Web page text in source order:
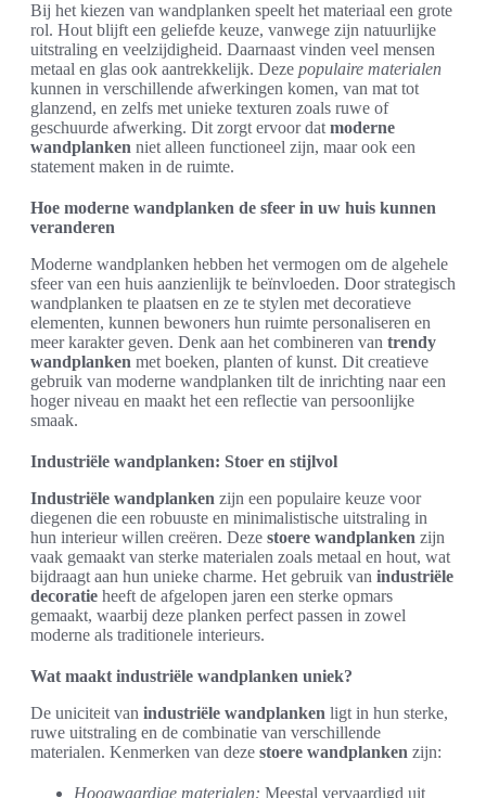
Bij het kiezen van wandplanken speelt het materiaal een grote
rol. Hout blijft een geliefde keuze, vanwege zijn natuurlijke
uitstraling en veelzijdigheid. Daarnaast vinden veel mensen
metaal en glas ook aantrekkelijk. Deze populaire materialen
kunnen in verschillende afwerkingen komen, van mat tot
glanzend, en zelfs met unieke texturen zoals ruwe of
geschuurde afwerking. Dit zorgt ervoor dat moderne
wandplanken niet alleen functioneel zijn, maar ook een
statement maken in de ruimte.
Hoe moderne wandplanken de sfeer in uw huis kunnen
veranderen
Moderne wandplanken hebben het vermogen om de algehele
sfeer van een huis aanzienlijk te beïnvloeden. Door strategisch
wandplanken te plaatsen en ze te stylen met decoratieve
elementen, kunnen bewoners hun ruimte personaliseren en
meer karakter geven. Denk aan het combineren van trendy
wandplanken met boeken, planten of kunst. Dit creatieve
gebruik van moderne wandplanken tilt de inrichting naar een
hoger niveau en maakt het een reflectie van persoonlijke
smaak.
Industriële wandplanken: Stoer en stijlvol
Industriële wandplanken zijn een populaire keuze voor
diegenen die een robuuste en minimalistische uitstraling in
hun interieur willen creëren. Deze stoere wandplanken zijn
vaak gemaakt van sterke materialen zoals metaal en hout, wat
bijdraagt aan hun unieke charme. Het gebruik van industriële
decoratie heeft de afgelopen jaren een sterke opmars
gemaakt, waarbij deze planken perfect passen in zowel
moderne als traditionele interieurs.
Wat maakt industriële wandplanken uniek?
De uniciteit van industriële wandplanken ligt in hun sterke,
ruwe uitstraling en de combinatie van verschillende
materialen. Kenmerken van deze stoere wandplanken zijn:
Hoogwaardige materialen: Meestal vervaardigd uit